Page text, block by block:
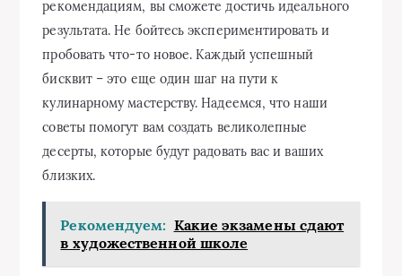
рекомендациям, вы сможете достичь идеального
результата. Не бойтесь экспериментировать и
пробовать что-то новое. Каждый успешный
бисквит – это еще один шаг на пути к
кулинарному мастерству. Надеемся, что наши
советы помогут вам создать великолепные
десерты, которые будут радовать вас и ваших
близких.
Рекомендуем: Какие экзамены сдают
в художественной школе